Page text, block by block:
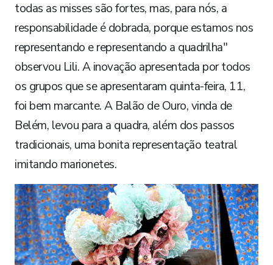
todas as misses são fortes, mas, para nós, a
responsabilidade é dobrada, porque estamos nos
representando e representando a quadrilha"
observou Lili. A inovação apresentada por todos
os grupos que se apresentaram quinta-feira, 11,
foi bem marcante. A Balão de Ouro, vinda de
Belém, levou para a quadra, além dos passos
tradicionais, uma bonita representação teatral
imitando marionetes.